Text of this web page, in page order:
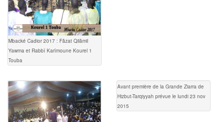
Mbacké Cadior 2017 : Fâzat Qilâmil
Yawma et Rabbî Karîmoune Kourel 1
Touba
Avant première de la Grande Ziarra de
Hizbut-Tarqiyyah prévue le lundi 23 nov
2015